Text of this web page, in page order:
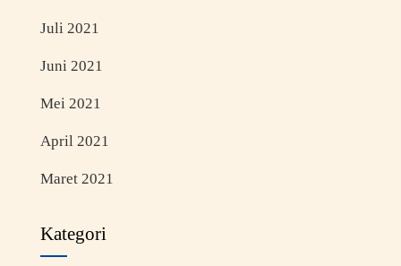
Juli 2021
Juni 2021
Mei 2021
April 2021
Maret 2021
Kategori